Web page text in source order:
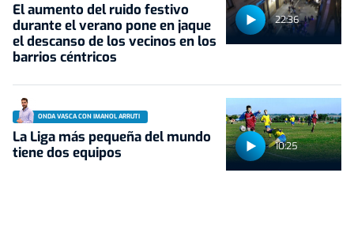
22:36
El aumento del ruido festivo
durante el verano pone en jaque
el descanso de los vecinos en los
barrios céntricos
10:25
ONDA VASCA CON IMANOL ARRUTI
La Liga más pequeña del mundo
tiene dos equipos